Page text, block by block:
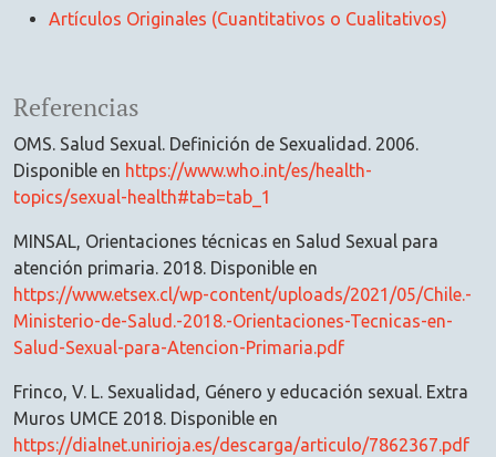
Artículos Originales (Cuantitativos o Cualitativos)
Referencias
OMS. Salud Sexual. Definición de Sexualidad. 2006.
Disponible en https://www.who.int/es/health-
topics/sexual-health#tab=tab_1
MINSAL, Orientaciones técnicas en Salud Sexual para
atención primaria. 2018. Disponible en
https://www.etsex.cl/wp-content/uploads/2021/05/Chile.-
Ministerio-de-Salud.-2018.-Orientaciones-Tecnicas-en-
Salud-Sexual-para-Atencion-Primaria.pdf
Frinco, V. L. Sexualidad, Género y educación sexual. Extra
Muros UMCE 2018. Disponible en
https://dialnet.unirioja.es/descarga/articulo/7862367.pdf